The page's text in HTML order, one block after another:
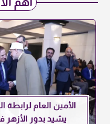
الأمين العام لرابطة
يشيد بدور الأزهر